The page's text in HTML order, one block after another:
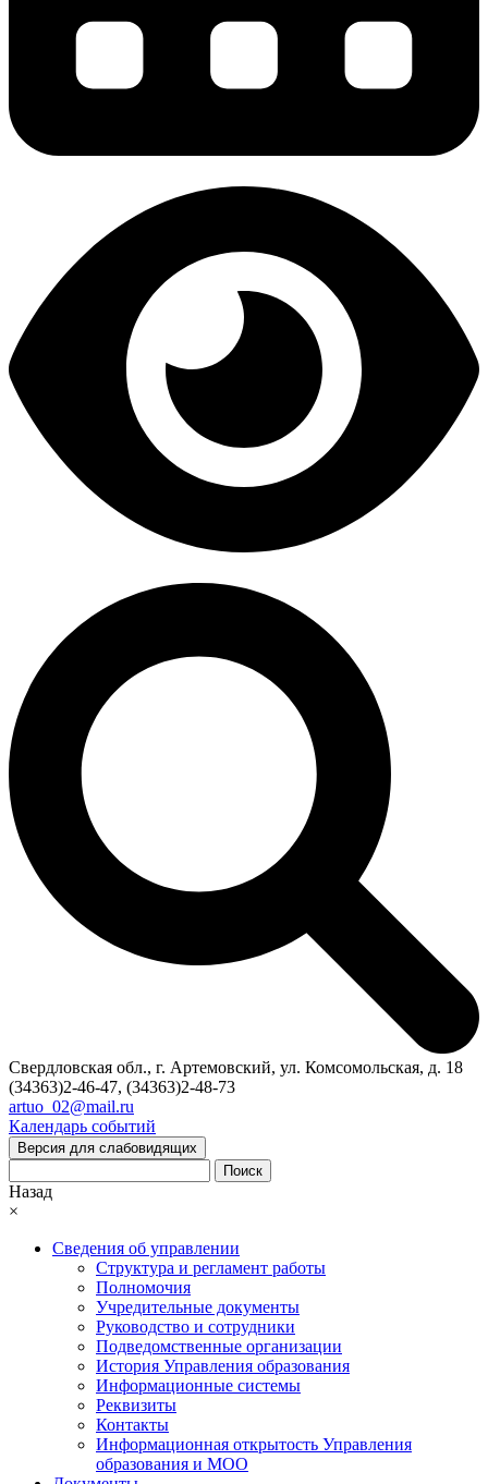
Свердловская обл., г. Артемовский, ул. Комсомольская, д. 18
(34363)2-46-47, (34363)2-48-73
artuo_02@mail.ru
Календарь событий
Версия для слабовидящих
Поиск
Назад
×
Сведения об управлении
Структура и регламент работы
Полномочия
Учредительные документы
Руководство и сотрудники
Подведомственные организации
История Управления образования
Информационные системы
Реквизиты
Контакты
Информационная открытость Управления
образования и МОО